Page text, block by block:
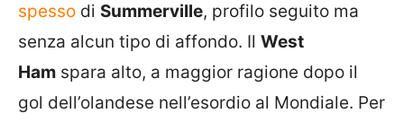
spesso di Summerville, profilo seguito ma
senza alcun tipo di affondo. Il West
Ham spara alto, a maggior ragione dopo il
gol dell’olandese nell’esordio al Mondiale. Per